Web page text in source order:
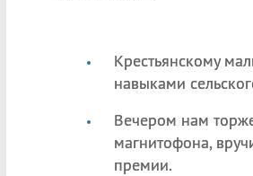
Крестьянскому
навыками
Вечером нам
магнитофона,
премии.